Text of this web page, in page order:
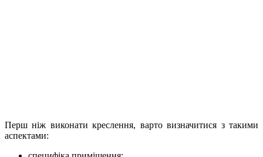
Перш ніж виконати креслення, варто визначитися з такими
аспектами: